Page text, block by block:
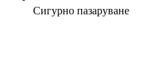
Сигурно пазаруване